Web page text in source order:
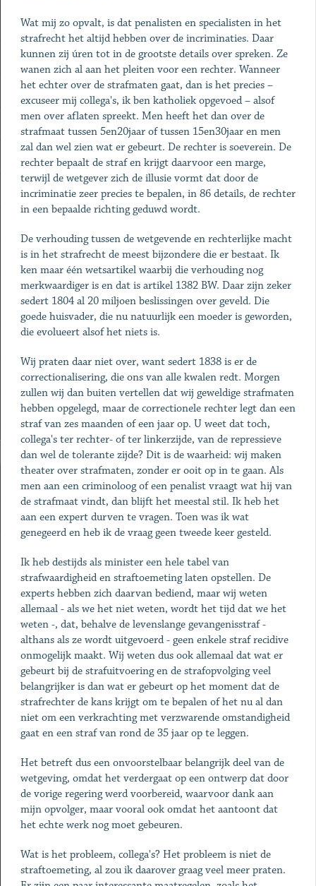
Wat mij zo opvalt, is dat penalisten en specialisten in het
strafrecht het altijd hebben over de incriminaties. Daar
kunnen zij úren tot in de grootste details over spreken. Ze
wanen zich al aan het pleiten voor een rechter. Wanneer
het echter over de strafmaten gaat, dan is het precies –
excuseer mij collega's, ik ben katholiek opgevoed – alsof
men over aflaten spreekt. Men heeft het dan over de
strafmaat tussen 5en20jaar of tussen 15en30jaar en men
zal dan wel zien wat er gebeurt. De rechter is soeverein. De
rechter bepaalt de straf en krijgt daarvoor een marge,
terwijl de wetgever zich de illusie vormt dat door de
incriminatie zeer precies te bepalen, in 86 details, de rechter
in een bepaalde richting geduwd wordt.
De verhouding tussen de wetgevende en rechterlijke macht
is in het strafrecht de meest bijzondere die er bestaat. Ik
ken maar één wetsartikel waarbij die verhouding nog
merkwaardiger is en dat is artikel 1382 BW. Daar zijn zeker
sedert 1804 al 20 miljoen beslissingen over geveld. Die
goede huisvader, die nu natuurlijk een moeder is geworden,
die evolueert alsof het niets is.
Wij praten daar niet over, want sedert 1838 is er de
correctionalisering, die ons van alle kwalen redt. Morgen
zullen wij dan buiten vertellen dat wij geweldige strafmaten
hebben opgelegd, maar de correctionele rechter legt dan een
straf van zes maanden of een jaar op. U weet dat toch,
collega's ter rechter- of ter linkerzijde, van de repressieve
dan wel de tolerante zijde? Dit is de waarheid: wij maken
theater over strafmaten, zonder er ooit op in te gaan. Als
men aan een criminoloog of een penalist vraagt wat hij van
de strafmaat vindt, dan blijft het meestal stil. Ik heb het
aan een expert durven te vragen. Toen was ik wat
genegeerd en heb ik de vraag geen tweede keer gesteld.
Ik heb destijds als minister een hele tabel van
strafwaardigheid en straftoemeting laten opstellen. De
experts hebben zich daarvan bediend, maar wij weten
allemaal - als we het niet weten, wordt het tijd dat we het
weten -, dat, behalve de levenslange gevangenisstraf -
althans als ze wordt uitgevoerd - geen enkele straf recidive
onmogelijk maakt. Wij weten dus ook allemaal dat wat er
gebeurt bij de strafuitvoering en de strafopvolging veel
belangrijker is dan wat er gebeurt op het moment dat de
strafrechter de kans krijgt om te bepalen of het nu al dan
niet om een verkrachting met verzwarende omstandigheid
gaat en een straf van rond de 35 jaar op te leggen.
Het betreft dus een onvoorstelbaar belangrijk deel van de
wetgeving, omdat het verdergaat op een ontwerp dat door
de vorige regering werd voorbereid, waarvoor dank aan
mijn opvolger, maar vooral ook omdat het aantoont dat
het echte werk nog moet gebeuren.
Wat is het probleem, collega's? Het probleem is niet de
straftoemeting, al zou ik daarover graag veel meer praten.